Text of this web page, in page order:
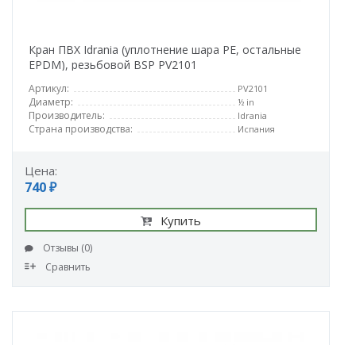
Кран ПВХ Idrania (уплотнение шара PE, остальные
EPDM), резьбовой BSP PV2101
Артикул: PV2101
Диаметр: ½ in
Производитель: Idrania
Страна производства: Испания
Цена:
740 ₽
Купить
Отзывы (0)
Сравнить